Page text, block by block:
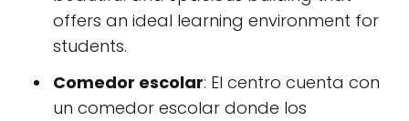
offers an ideal learning environment for
students.
Comedor escolar: El centro cuenta con
un comedor escolar donde los